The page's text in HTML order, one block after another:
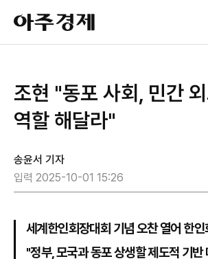
아
주
경
조현 "동포 사회, 민간
역할 해달라"
송윤서 기자
입력 2025-10-01 15:26
세계한인회장대회 기념 오찬 열어 한인
"정부, 모국과 동포 상생할 제도적 기반